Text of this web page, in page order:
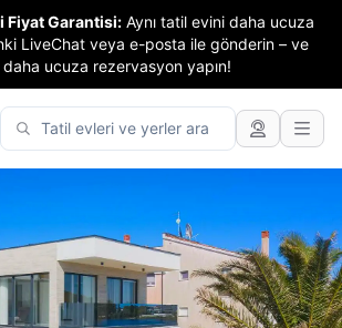
Fiyat Garantisi: Aynı tatil evini daha ucuza
LiveChat veya e-posta ile gönderin – ve
ucuza rezervasyon yapın!